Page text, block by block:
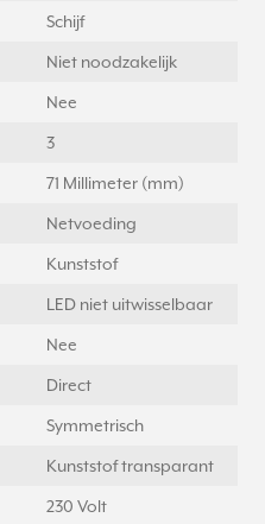
Schijf
Niet noodzakelijk
Nee
3
71 Millimeter (mm)
Netvoeding
Kunststof
LED niet uitwisselbaar
Nee
Direct
Symmetrisch
Kunststof transparant
230 Volt